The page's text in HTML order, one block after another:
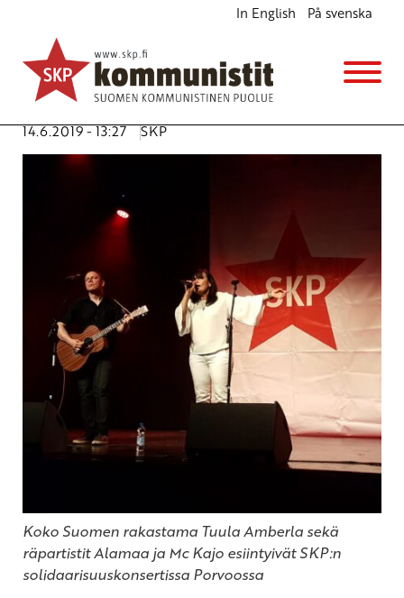
In English På svenska
Kärjessä solidaarisuuden hoksnokka
Ajankohtaista
Avainsanat:edustajakokous,JP (Juha-Pekka) Väisänen
14.6.2019 - 13:27
SKP
Koko Suomen rakastama Tuula Amberla sekä
räpartistit Alamaa ja Mc Kajo esiintyivät SKP:n
solidaarisuuskonsertissa Porvoossa